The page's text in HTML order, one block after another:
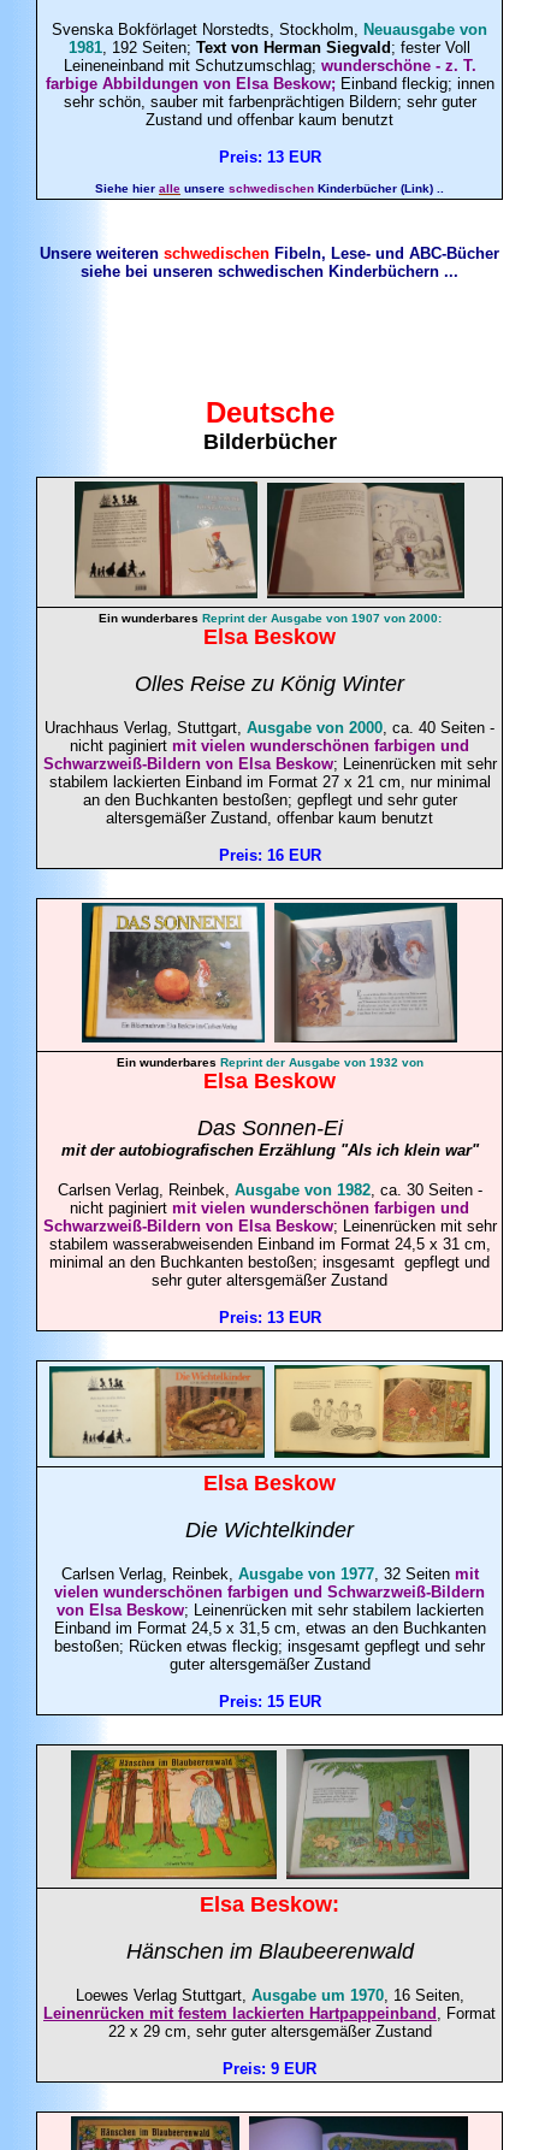
Svenska Bokförlaget Norstedts, Stockholm, Neuausgabe von
1981, 192 Seiten; Text von Herman Siegvald ; fester Voll
Leineneinband mit Schutzumschlag; wunderschöne - z. T.
farbige Abbildungen von Elsa Beskow; Einband fleckig; innen
sehr schön, sauber mit farbenprächtigen Bildern; sehr guter
Zustand und offenbar kaum benutzt
Preis: 13 EUR
Siehe hier alle unsere schwedischen Kinderbücher (Link) ..
Unsere weiteren schwedischen Fibeln, Lese- und ABC-Bücher
siehe bei unseren schwedischen Kinderbüchern ...
Deutsche
Bilderbücher
Ein wunderbares Reprint der Ausgabe von 1907 von 2000:
Elsa Beskow
Olles Reise zu König Winter
Urachhaus Verlag, Stuttgart, Ausgabe von 2000, ca. 40 Seiten -
nicht paginiert mit vielen wunderschönen farbigen und
Schwarzweiß-Bildern von Elsa Beskow; Leinenrücken mit sehr
stabilem lackierten Einband im Format 27 x 21 cm, nur minimal
an den Buchkanten bestoßen; gepflegt und sehr guter
altersgemäßer Zustand, offenbar kaum benutzt
Preis: 16 EUR
Ein wunderbares Reprint der Ausgabe von 1932 von
Elsa Beskow
Das Sonnen-Ei
mit der autobiografischen Erzählung "Als ich klein war"
Carlsen Verlag, Reinbek, Ausgabe von 1982, ca. 30 Seiten -
nicht paginiert mit vielen wunderschönen farbigen und
Schwarzweiß-Bildern von Elsa Beskow; Leinenrücken mit sehr
stabilem wasserabweisenden Einband im Format 24,5 x 31 cm,
minimal an den Buchkanten bestoßen; insgesamt gepflegt und
sehr guter altersgemäßer Zustand
Preis: 13 EUR
Elsa Beskow
Die Wichtelkinder
Carlsen Verlag, Reinbek, Ausgabe von 1977, 32 Seiten mit
vielen wunderschönen farbigen und Schwarzweiß-Bildern
von Elsa Beskow; Leinenrücken mit sehr stabilem lackierten
Einband im Format 24,5 x 31,5 cm, etwas an den Buchkanten
bestoßen; Rücken etwas fleckig; insgesamt gepflegt und sehr
guter altersgemäßer Zustand
Preis: 15 EUR
Elsa Beskow:
Hänschen im Blaubeerenwald
Loewes Verlag Stuttgart, Ausgabe um 1970, 16 Seiten,
Leinenrücken mit festem lackierten Hartpappeinband , Format
22 x 29 cm, sehr guter altersgemäßer Zustand
Preis: 9 EUR